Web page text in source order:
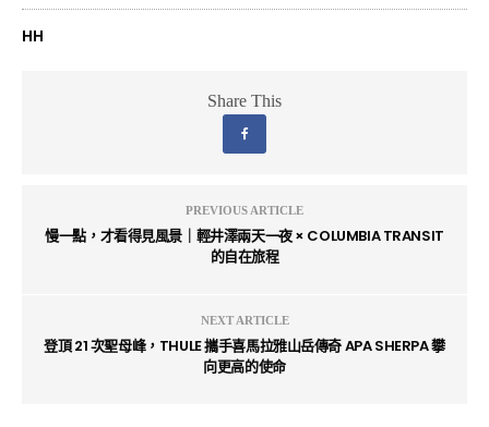
HH
Share This
PREVIOUS ARTICLE
慢一點，才看得見風景｜輕井澤兩天一夜 × COLUMBIA TRANSIT
的自在旅程
NEXT ARTICLE
登頂 21 次聖母峰，THULE 攜手喜馬拉雅山岳傳奇 APA SHERPA 攀
向更高的使命